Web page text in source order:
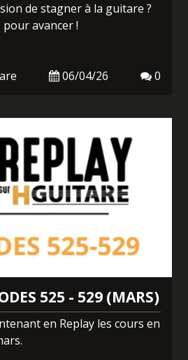
de stagner à la guitare ?
avancer !
06/04/26 0
525 - 529 (MARS)
en Replay les cours en